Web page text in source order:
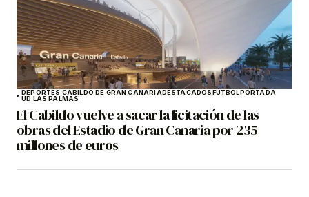
DEPORTES CABILDO DE GRAN CANARIADESTACADOS FÚTBOL PORTADA
UD LAS PALMAS
El Cabildo vuelve a sacar la licitación de las
obras del Estadio de Gran Canaria por 235
millones de euros